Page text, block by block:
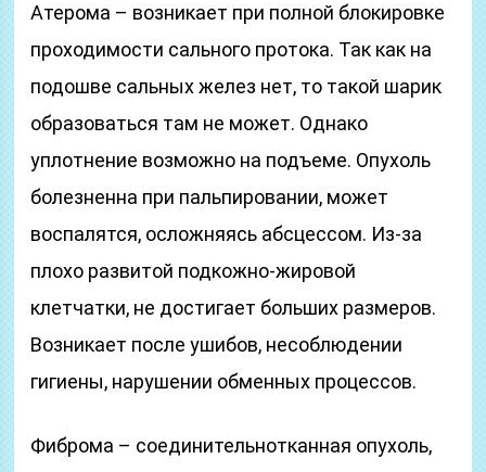
Атерома – возникает при полной блокировке
проходимости сального протока. Так как на
подошве сальных желез нет, то такой шарик
образоваться там не может. Однако
уплотнение возможно на подъеме. Опухоль
болезненна при пальпировании, может
воспалятся, осложняясь абсцессом. Из-за
плохо развитой подкожно-жировой
клетчатки, не достигает больших размеров.
Возникает после ушибов, несоблюдении
гигиены, нарушении обменных процессов.
Фиброма – соединительнотканная опухоль,